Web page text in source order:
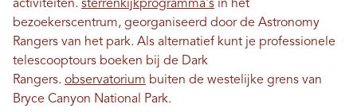
activiteiten. sterrenkijkprogramma's in het
bezoekerscentrum, georganiseerd door de Astronomy
Rangers van het park. Als alternatief kunt je professionele
telescooptours boeken bij de Dark
Rangers. observatorium buiten de westelijke grens van
Bryce Canyon National Park.